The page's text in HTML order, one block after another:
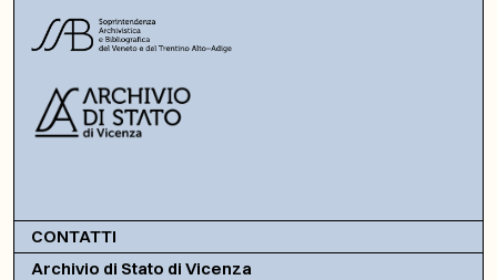
CONTATTI
Archivio di Stato di Vicenza